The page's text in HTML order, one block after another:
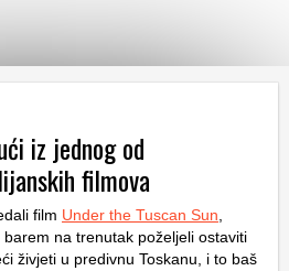
iz jednog od
filmova
film Under the Tuscan Sun
barem na trenutak poželjeli ostaviti
živjeti u predivnu Toskanu, i to baš